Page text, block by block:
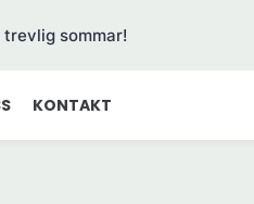
trevlig sommar!
KONTAKT